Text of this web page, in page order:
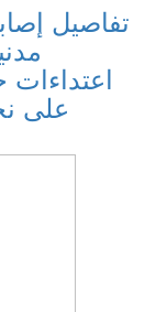
اعتداءات
على